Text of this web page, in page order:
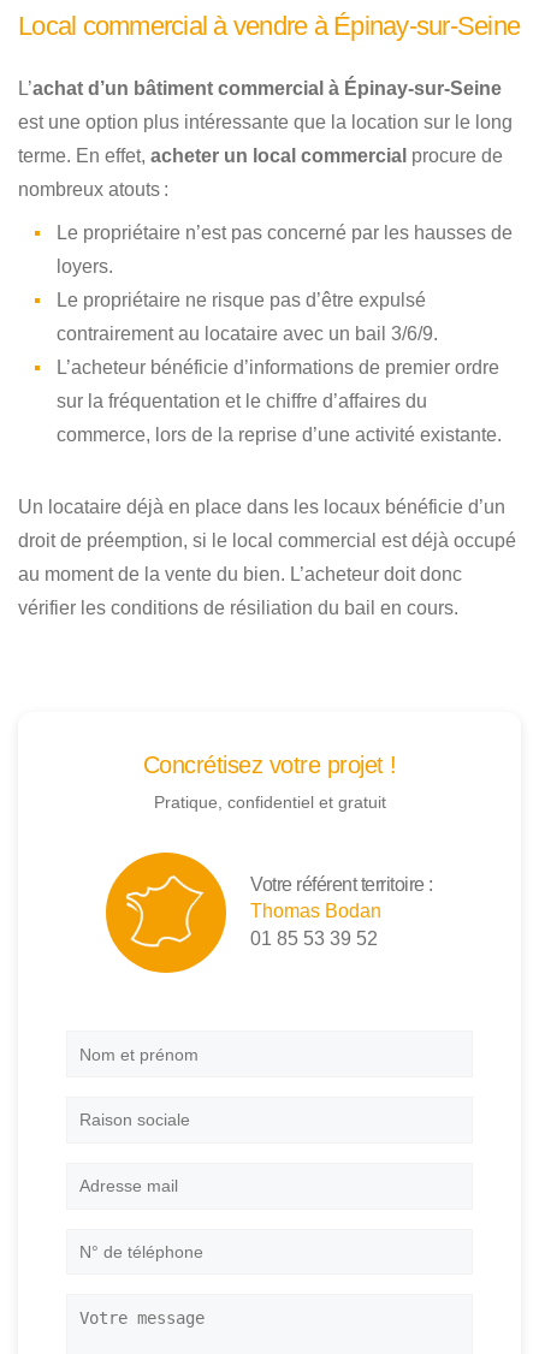
Local commercial à vendre à Épinay-sur-Seine
L’achat d’un bâtiment commercial à Épinay-sur-Seine
est une option plus intéressante que la location sur le long
terme. En effet, acheter un local commercial procure de
nombreux atouts :
Le propriétaire n’est pas concerné par les hausses de
loyers.
Le propriétaire ne risque pas d’être expulsé
contrairement au locataire avec un bail 3/6/9.
L’acheteur bénéficie d’informations de premier ordre
sur la fréquentation et le chiffre d’affaires du
commerce, lors de la reprise d’une activité existante.
Un locataire déjà en place dans les locaux bénéficie d’un
droit de préemption, si le local commercial est déjà occupé
au moment de la vente du bien. L’acheteur doit donc
vérifier les conditions de résiliation du bail en cours.
Concrétisez votre projet !
Pratique, confidentiel et gratuit
Votre référent territoire :
Thomas Bodan
01 85 53 39 52
Nom
Raison
Adresse
N°
Votre